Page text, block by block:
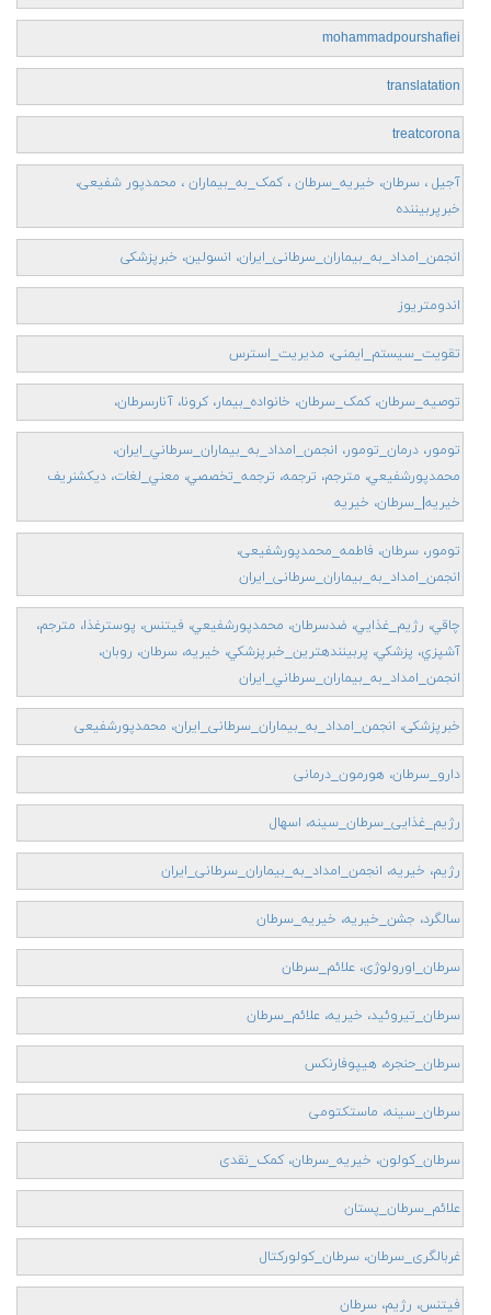
mohammadpourshafiei
translatation
treatcorona
آجیل ، سرطان، خیریه_سرطان ، کمک_به_بیماران ، محمدپور شفیعی،
خبرپربیننده
انجمن_امداد_به_بیماران_سرطانی_ایران، انسولین، خبرپزشکی
اندومتریوز
تقویت_سیستم_ایمنی، مدیریت_استرس
توصیه_سرطان، کمک_سرطان، خانواده_بیمار، کرونا، آنارسرطان،
تومور، درمان_تومور، انجمن_امداد_به_بيماران_سرطاني_ايران،
محمدپورشفيعي، مترجم، ترجمه، ترجمه_تخصصي، معني_لغات، ديكشنريف
خيريه|_سرطان، خيريه
تومور، سرطان، فاطمه_محمدپورشفیعی،
انجمن_امداد_به_بیماران_سرطانی_ایران
چاقي، رژيم_غذايي، ضدسرطان، محمدپورشفيعي، فيتنس، پوسترغذا، مترجم،
آشپزي، پزشكي، پربينندهترين_خبرپزشكي، خيريه، سرطان، روبان،
انجمن_امداد_به_بيماران_سرطاني_ايران
خبرپزشکی، انجمن_امداد_به_بیماران_سرطانی_ایران، محمدپورشفیعی
دارو_سرطان، هورمون_درمانی
رژیم_غذایی_سرطان_سینه، اسهال
رژیم، خیریه، انجمن_امداد_به_بیماران_سرطانی_ایران
سالگرد، جشن_خیریه، خیریه_سرطان
سرطان_اورولوژی، علائم_سرطان
سرطان_تیروئید، خیریه، علائم_سرطان
سرطان_حنجره، هیپوفارنکس
سرطان_سینه، ماستکتومی
سرطان_کولون، خیریه_سرطان، کمک_نقدی
علائم_سرطان_پستان
غربالگری_سرطان، سرطان_کولورکتال
فیتنس، رژیم، سرطان